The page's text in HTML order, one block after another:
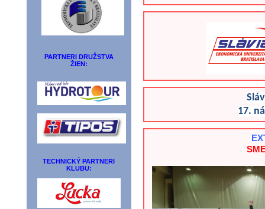
PARTNERI DRUŽSTVA
ŽIEN:
TECHNICKÝ PARTNERI
KLUBU:
17.